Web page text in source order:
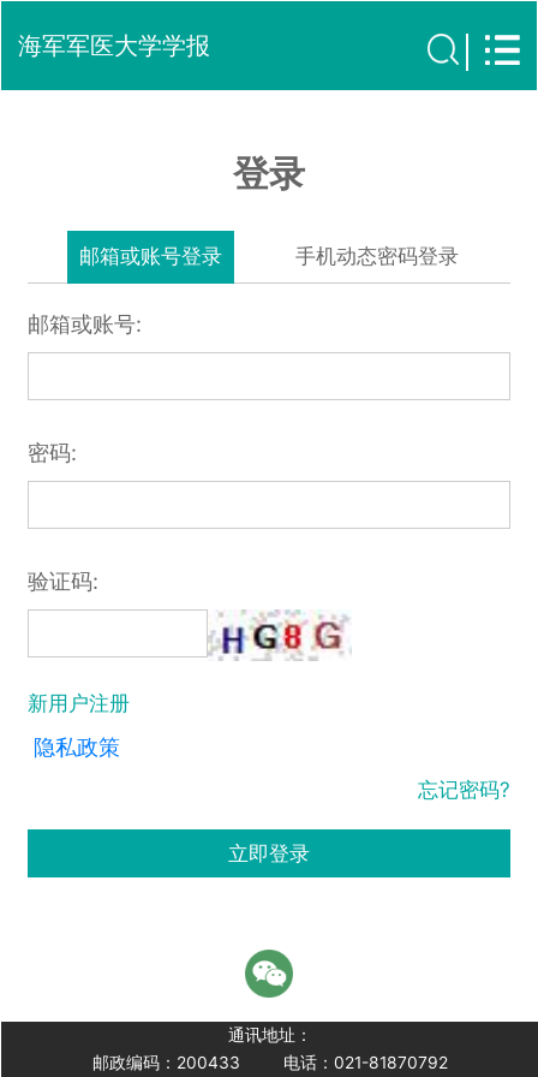
海军军医大学学报
登录
邮箱或账号登录 手机动态密码登录
邮箱或账号:
密码:
验证码:
新用户注册
隐私政策
忘记密码?
立即登录
通讯地址：
邮政编码：200433
电话：021-81870792